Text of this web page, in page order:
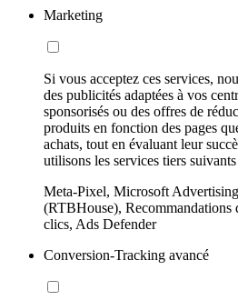
Marketing
Si vous acceptez ces services,
des publicités adaptées à vos
sponsorisés ou des offres de
produits en fonction des pages
achats, tout en évaluant leur
utilisons les services tiers
Meta-Pixel, Microsoft
(RTBHouse), Recommandations
clics, Ads Defender
Conversion-Tracking avancé